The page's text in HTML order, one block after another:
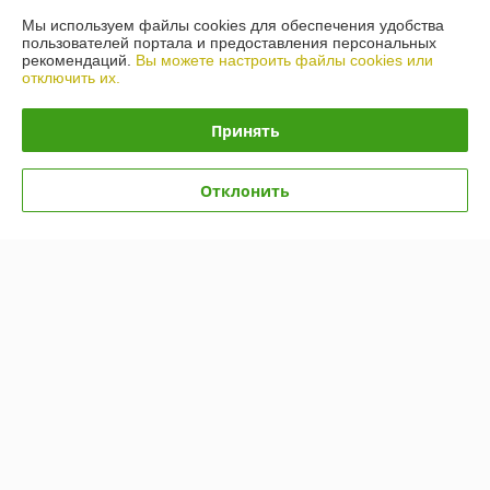
Доставка и оплата
График работы
Политика обработки cookies
Мы используем файлы cookies для обеспечения удобства
пользователей портала и предоставления персональных
рекомендаций. Вы можете настроить файлы cookies или
отключить их.
Принять
Отклонить